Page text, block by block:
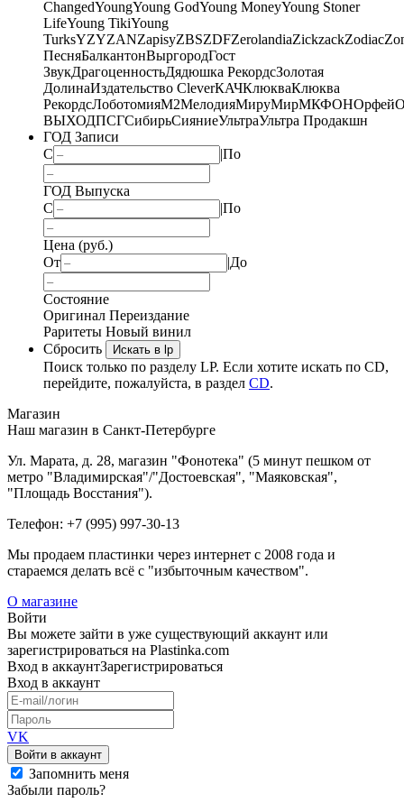
ChangedYoungYoung GodYoung MoneyYoung Stoner
LifeYoung TikiYoung
TurksYZYZANZapisyZBSZDFZerolandiaZickzackZodiac
ПесняБалкантонВыргородГост
ЗвукДрагоценностьДядюшка РекордсЗолотая
ДолинаИздательство CleverКАЧКлюкваКлюква
РекордсЛоботомияМ2МелодияМируМирМКФОНОрфей
ВЫХОДПСГСибирьСияниеУльтраУльтра Продакшн
ГОД Записи
С
|По
ГОД Выпуска
С
|По
Цена (руб.)
От
|До
Состояние
Оригинал Переиздание
Раритеты Новый винил
Сбросить
Искать в lp
Поиск только по разделу LP. Если хотите искать по CD,
перейдите, пожалуйста, в раздел CD.
Магазин
Наш магазин в Санкт-Петербурге
Ул. Марата, д. 28, магазин "Фонотека" (5 минут пешком от
метро "Владимирская"/"Достоевская", "Маяковская",
"Площадь Восстания").
Телефон: +7 (995) 997-30-13
Мы продаем пластинки через интернет c 2008 года и
стараемся делать всё с "избыточным качеством".
О магазине
Войти
Вы можете зайти в уже существующий аккаунт или
зарегистрироваться на Plastinka.com
Вход в аккаунтЗарегистрироваться
Вход в аккаунт
VK
Войти в аккаунт
Запомнить меня
Забыли пароль?